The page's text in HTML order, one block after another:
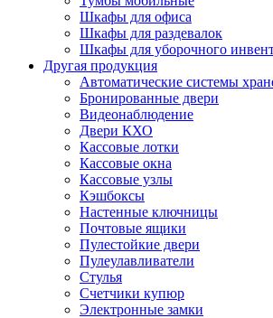
Шкафы для офиса
Шкафы для раздевалок
Шкафы для уборочного
Другая продукция
Автоматические системы
Бронированные двери
Видеонаблюдение
Двери КХО
Кассовые лотки
Кассовые окна
Кассовые узлы
Кэшбоксы
Настенные ключницы
Почтовые ящики
Пулестойкие двери
Пулеулавливатели
Стулья
Счетчики купюр
Электронные замки